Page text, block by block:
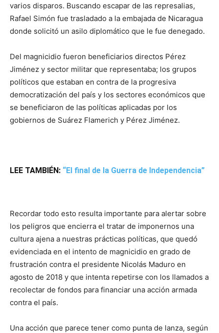
varios disparos. Buscando escapar de las represalias,
Rafael Simón fue trasladado a la embajada de Nicaragua
donde solicitó un asilo diplomático que le fue denegado.
Del magnicidio fueron beneficiarios directos Pérez
Jiménez y sector militar que representaba; los grupos
políticos que estaban en contra de la progresiva
democratización del país y los sectores económicos que
se beneficiaron de las políticas aplicadas por los
gobiernos de Suárez Flamerich y Pérez Jiménez.
LEE TAMBIÉN: “El final de la Guerra de Independencia”
Recordar todo esto resulta importante para alertar sobre
los peligros que encierra el tratar de imponernos una
cultura ajena a nuestras prácticas políticas, que quedó
evidenciada en el intento de magnicidio en grado de
frustración contra el presidente Nicolás Maduro en
agosto de 2018 y que intenta repetirse con los llamados a
recolectar de fondos para financiar una acción armada
contra el país.
Una acción que parece tener como punta de lanza, según